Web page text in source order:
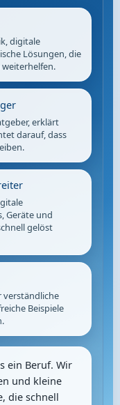
digitale
Lösungen, die
erklärt
darauf, dass
Geräte und
gelöst
verständliche
Beispiele
ein Beruf. Wir
und kleine
die schnell